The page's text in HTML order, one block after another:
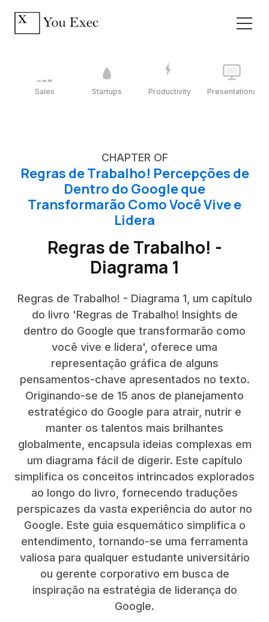
Sales Startups Productivity Presentations
CHAPTER OF
Regras de Trabalho! Percepções de
Dentro do Google que
Transformarão Como Você Vive e
Lidera
Regras de Trabalho! -
Diagrama 1
Regras de Trabalho! - Diagrama 1, um capítulo
do livro 'Regras de Trabalho! Insights de
dentro do Google que transformarão como
você vive e lidera', oferece uma
representação gráfica de alguns
pensamentos-chave apresentados no texto.
Originando-se de 15 anos de planejamento
estratégico do Google para atrair, nutrir e
manter os talentos mais brilhantes
globalmente, encapsula ideias complexas em
um diagrama fácil de digerir. Este capítulo
simplifica os conceitos intrincados explorados
ao longo do livro, fornecendo traduções
perspicazes da vasta experiência do autor no
Google. Este guia esquemático simplifica o
entendimento, tornando-se uma ferramenta
valiosa para qualquer estudante universitário
ou gerente corporativo em busca de
inspiração na estratégia de liderança do
Google.